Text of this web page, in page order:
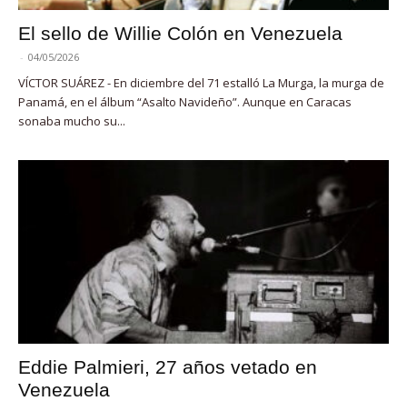
El sello de Willie Colón en Venezuela
- 04/05/2026
VÍCTOR SUÁREZ - En diciembre del 71 estalló La Murga, la murga de
Panamá, en el álbum “Asalto Navideño”. Aunque en Caracas
sonaba mucho su...
Eddie Palmieri, 27 años vetado en
Venezuela